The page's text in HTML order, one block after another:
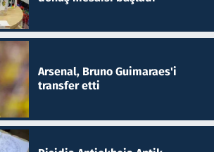
Arsenal, Bruno Guimaraes'i
transfer etti